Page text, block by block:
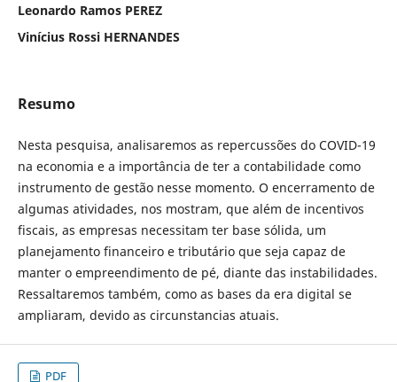
Leonardo Ramos PEREZ
Vinícius Rossi HERNANDES
Resumo
Nesta pesquisa, analisaremos as repercussões do COVID-19
na economia e a importância de ter a contabilidade como
instrumento de gestão nesse momento. O encerramento de
algumas atividades, nos mostram, que além de incentivos
fiscais, as empresas necessitam ter base sólida, um
planejamento financeiro e tributário que seja capaz de
manter o empreendimento de pé, diante das instabilidades.
Ressaltaremos também, como as bases da era digital se
ampliaram, devido as circunstancias atuais.
PDF